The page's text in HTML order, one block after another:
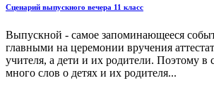
Сценарий выпускного вечера 11 класс
Выпускной - самое запоминающееся
главными на церемонии вручения
учителя, а дети и их родители. Поэтому в
много слов о детях и их родителя...